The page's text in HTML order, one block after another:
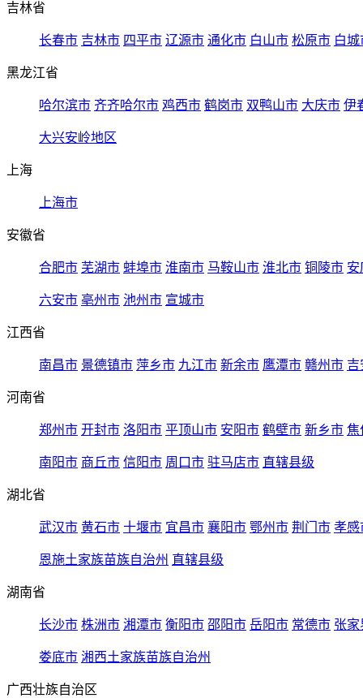
吉林省
长春市 吉林市 四平市 辽源市 通化市 白山市 松原市 白城
黑龙江省
哈尔滨市 齐齐哈尔市 鸡西市 鹤岗市 双鸭山市 大庆市 伊
大兴安岭地区
上海
上海市
安徽省
合肥市 芜湖市 蚌埠市 淮南市 马鞍山市 淮北市 铜陵市 安
六安市 亳州市 池州市 宣城市
江西省
南昌市 景德镇市 萍乡市 九江市 新余市 鹰潭市 赣州市 吉
河南省
郑州市 开封市 洛阳市 平顶山市 安阳市 鹤壁市 新乡市 焦
南阳市 商丘市 信阳市 周口市 驻马店市 直辖县级
湖北省
武汉市 黄石市 十堰市 宜昌市 襄阳市 鄂州市 荆门市 孝感
恩施土家族苗族自治州 直辖县级
湖南省
长沙市 株洲市 湘潭市 衡阳市 邵阳市 岳阳市 常德市 张家
娄底市 湘西土家族苗族自治州
广西壮族自治区